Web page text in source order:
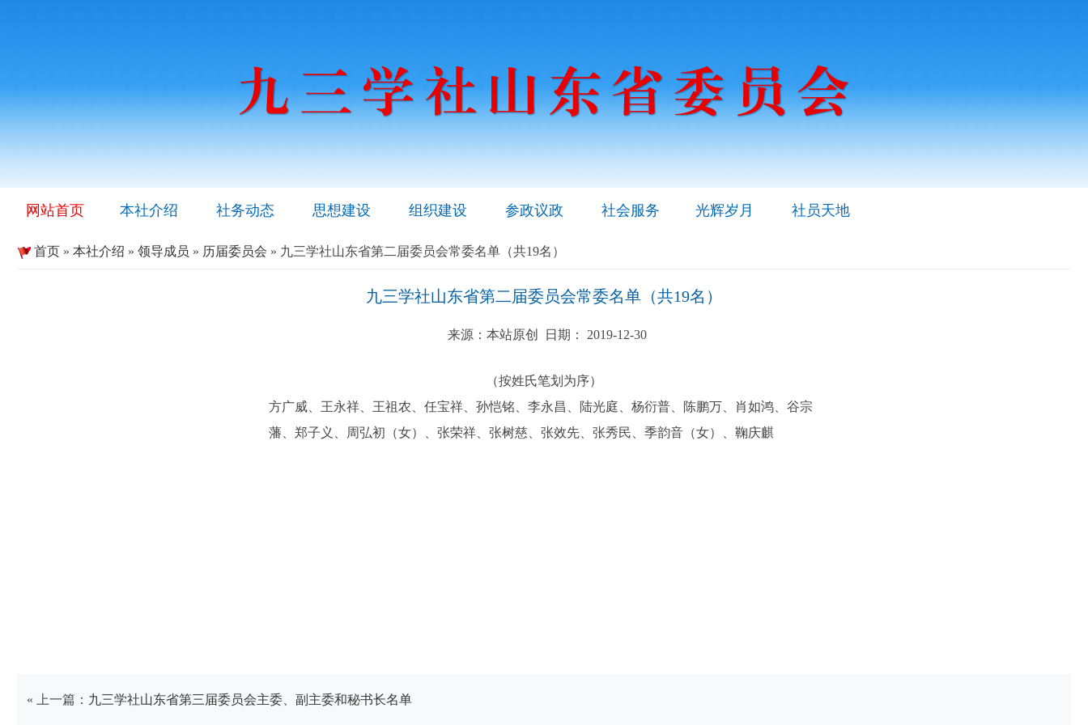
网站首页 本社介绍 社务动态 思想建设 组织建设 参政议政 社会服务 光辉岁月 社员天地
首页 » 本社介绍 » 领导成员 » 历届委员会 » 九三学社山东省第二届委员会常委名单（共19名）
九三学社山东省第二届委员会常委名单（共19名）
来源：本站原创 日期： 2019-12-30
（按姓氏笔划为序）
方广威、王永祥、王祖农、任宝祥、孙恺铭、李永昌、陆光庭、杨衍普、陈鹏万、肖如鸿、谷宗
藩、郑子义、周弘初（女）、张荣祥、张树慈、张效先、张秀民、季韵音（女）、鞠庆麒
« 上一篇： 九三学社山东省第三届委员会主委、副主委和秘书长名单